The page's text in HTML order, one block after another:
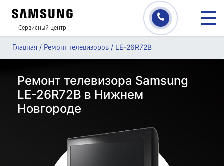
Сервисный центр
Главная / Ремонт телевизоров / LE-26R72B
Ремонт телевизора Samsung
LE-26R72B в Нижнем
Новгороде